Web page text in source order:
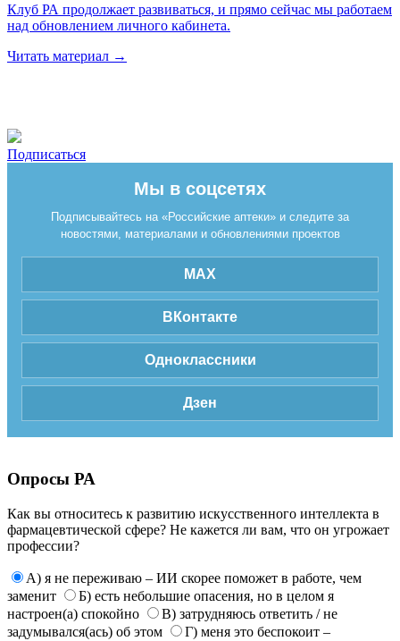
Клуб РА продолжает развиваться, и прямо сейчас мы работаем
над обновлением личного кабинета.
Читать материал →
Подписаться
Мы в соцсетях
Подписывайтесь на «Российские аптеки» и следите за
новостями, материалами и обновлениями проектов
MAX
ВКонтакте
Одноклассники
Дзен
Опросы РА
Как вы относитесь к развитию искусственного интеллекта в
фармацевтической сфере? Не кажется ли вам, что он угрожает
профессии?
А) я не переживаю – ИИ скорее поможет в работе, чем
заменит
Б) есть небольшие опасения, но в целом я
настроен(а) спокойно
В) затрудняюсь ответить / не
задумывался(ась) об этом
Г) меня это беспокоит –